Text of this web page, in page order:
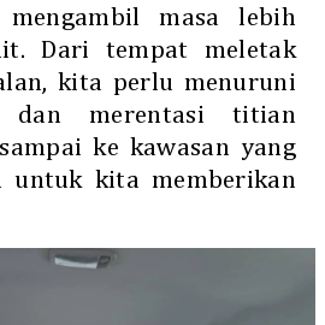
masa lebih
Dari tempat meletak
kita perlu menuruni
dan merentasi titian
ke kawasan yang
untuk kita memberikan